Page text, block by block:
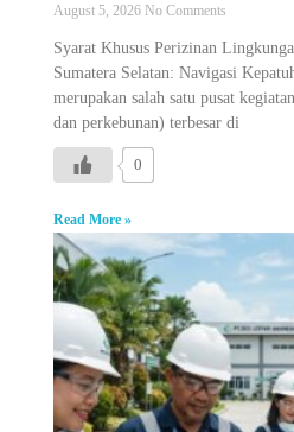
August 5, 2026 No Comments
Syarat Khusus Perizinan
Sumatera Selatan: Navigasi
merupakan salah satu pusat
dan perkebunan) terbesar di
0
Read More »